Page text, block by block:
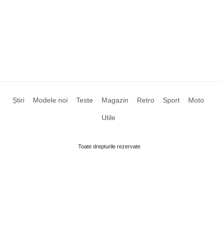
Știri Modele noi Teste Magazin Retro Sport Moto
Utile
Toate drepturile rezervate